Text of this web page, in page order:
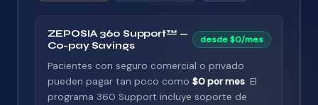
ZEPOSIA 360 Support™ —
Co-pay Savings
desde $0/mes
Pacientes con seguro comercial o privado
pueden pagar tan poco como $0 por mes. El
programa 360 Support incluye soporte de